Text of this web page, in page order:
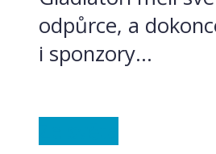
odpůrce, a
i sponzory...